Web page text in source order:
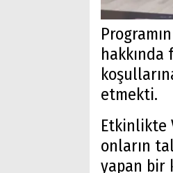
hakkında
etmekti.
Etkinlikte
onların
yapan bir